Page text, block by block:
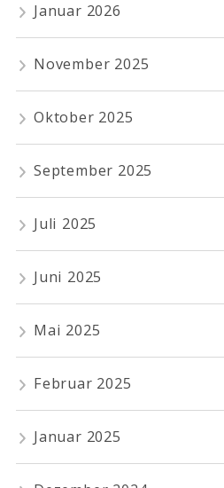
Januar 2026
November 2025
Oktober 2025
September 2025
Juli 2025
Juni 2025
Mai 2025
Februar 2025
Januar 2025